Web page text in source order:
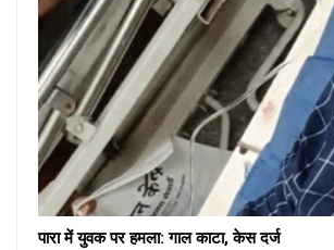
पारा में युवक पर हमला: गाल काटा, केस दर्ज